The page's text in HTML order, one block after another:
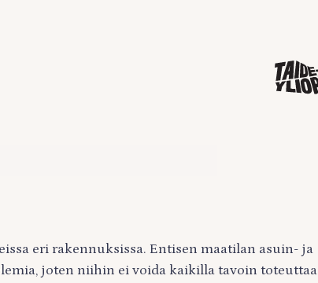
eri rakennuksissa. Entisen maatilan asuin- ja
joten niihin ei voida kaikilla tavoin toteuttaa